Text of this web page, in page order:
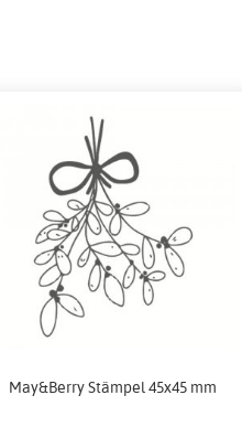
May&Berry Stämpel 45x45 mm